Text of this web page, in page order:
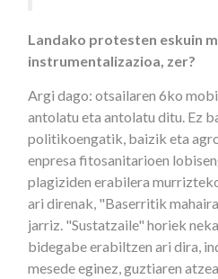
Landako protesten eskuin
instrumentalizazioa, zer?
Argi dago: otsailaren 6ko
antolatu eta antolatu ditu. Ez
politikoengatik, baizik eta
enpresa fitosanitarioen
plagiziden erabilera
ari direnak, "Baserritik
jarriz. "Sustatzaile" horiek
bidegabe erabiltzen ari dira,
mesede eginez, guztiaren